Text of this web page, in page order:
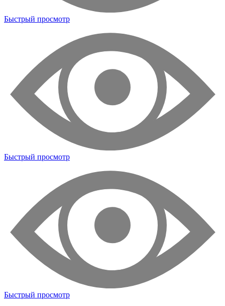
Быстрый просмотр
Быстрый просмотр
Быстрый просмотр